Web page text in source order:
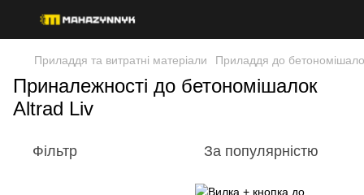
Приладдя та витратні матеріали Приладдя до
Приналежності до бетономішалок
Altrad Liv
Фільтр За популярністю